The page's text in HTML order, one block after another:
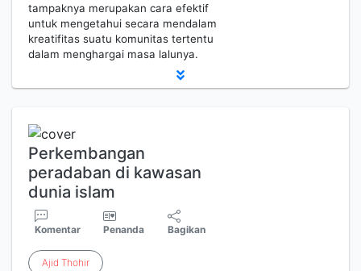
tampaknya merupakan cara efektif
untuk mengetahui secara mendalam
kreatifitas suatu komunitas tertentu
dalam menghargai masa lalunya.
Perkembangan
peradaban di kawasan
dunia islam
Komentar Penanda Bagikan
Ajid Thohir